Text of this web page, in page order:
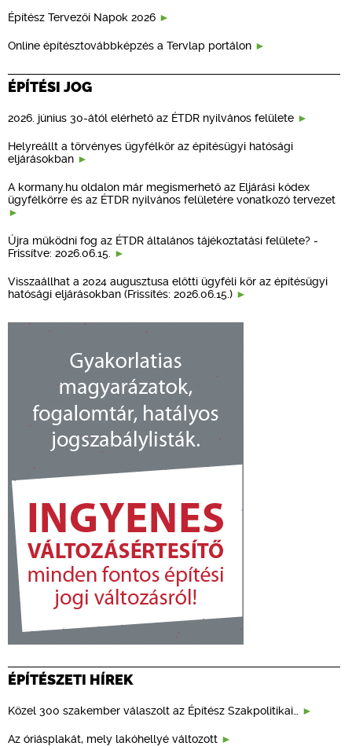
Építész Tervezői Napok 2026
Online építésztovábbképzés a Tervlap portálon
ÉPÍTÉSI JOG
2026. június 30-ától elérhető az ÉTDR nyilvános felülete
Helyreállt a törvényes ügyfélkör az építésügyi hatósági
eljárásokban
A kormany.hu oldalon már megismerhető az Eljárási kódex
ügyfélkörre és az ÉTDR nyilvános felületére vonatkozó tervezet
Újra működni fog az ÉTDR általános tájékoztatási felülete? -
Frissítve: 2026.06.15.
Visszaállhat a 2024 augusztusa előtti ügyféli kör az építésügyi
hatósági eljárásokban (Frissítés: 2026.06.15.)
ÉPÍTÉSZETI HÍREK
Közel 300 szakember válaszolt az Építész Szakpolitikai…
Az óriásplakát, mely lakóhellyé változott